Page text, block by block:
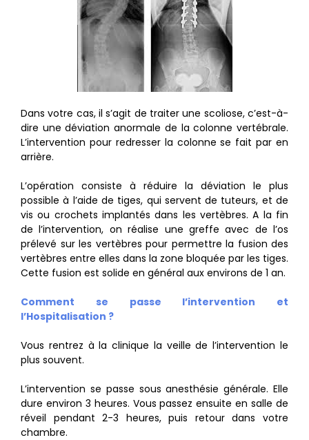
Dans votre cas, il s’agit de traiter une scoliose, c’est-à-
dire une déviation anormale de la colonne vertébrale.
L’intervention pour redresser la colonne se fait par en
arrière.
L’opération consiste à réduire la déviation le plus
possible à l’aide de tiges, qui servent de tuteurs, et de
vis ou crochets implantés dans les vertèbres. A la fin
de l’intervention, on réalise une greffe avec de l’os
prélevé sur les vertèbres pour permettre la fusion des
vertèbres entre elles dans la zone bloquée par les tiges.
Cette fusion est solide en général aux environs de 1 an.
Comment se passe l’intervention et
l’Hospitalisation ?
Vous rentrez à la clinique la veille de l’intervention le
plus souvent.
L’intervention se passe sous anesthésie générale. Elle
dure environ 3 heures. Vous passez ensuite en salle de
réveil pendant 2-3 heures, puis retour dans votre
chambre.